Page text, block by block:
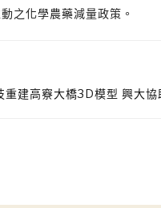
之化學農藥減量政策。
重建高竂大橋3D模型 興大協